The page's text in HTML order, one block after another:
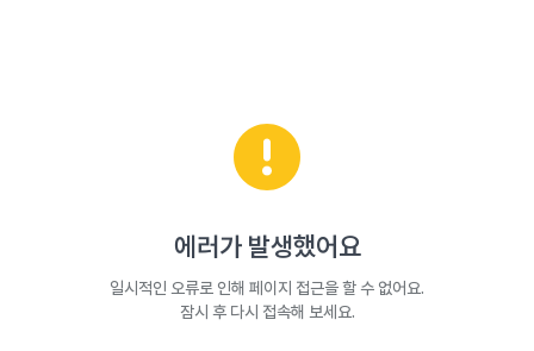
에러가 발생했어요
일시적인 오류로 인해 페이지 접근을 할 수 없어요.
잠시 후 다시 접속해 보세요.